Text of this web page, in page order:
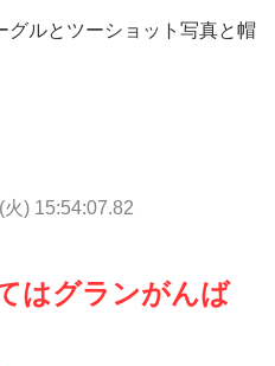
グルとツーショット写真と帽
) 15:54:07.82
はグランがんば